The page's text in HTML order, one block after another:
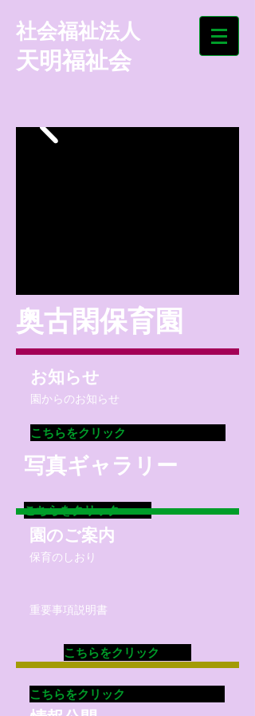
​社会福祉法人
天明福祉会
​お知らせ
園からのお知らせ
こちらをクリック
​写真ギャラリー
こちらをクリック
こちらをクリック
園のご案内
保育のしおり
​重要事項説明書
こちらをクリック
奥古閑保育園